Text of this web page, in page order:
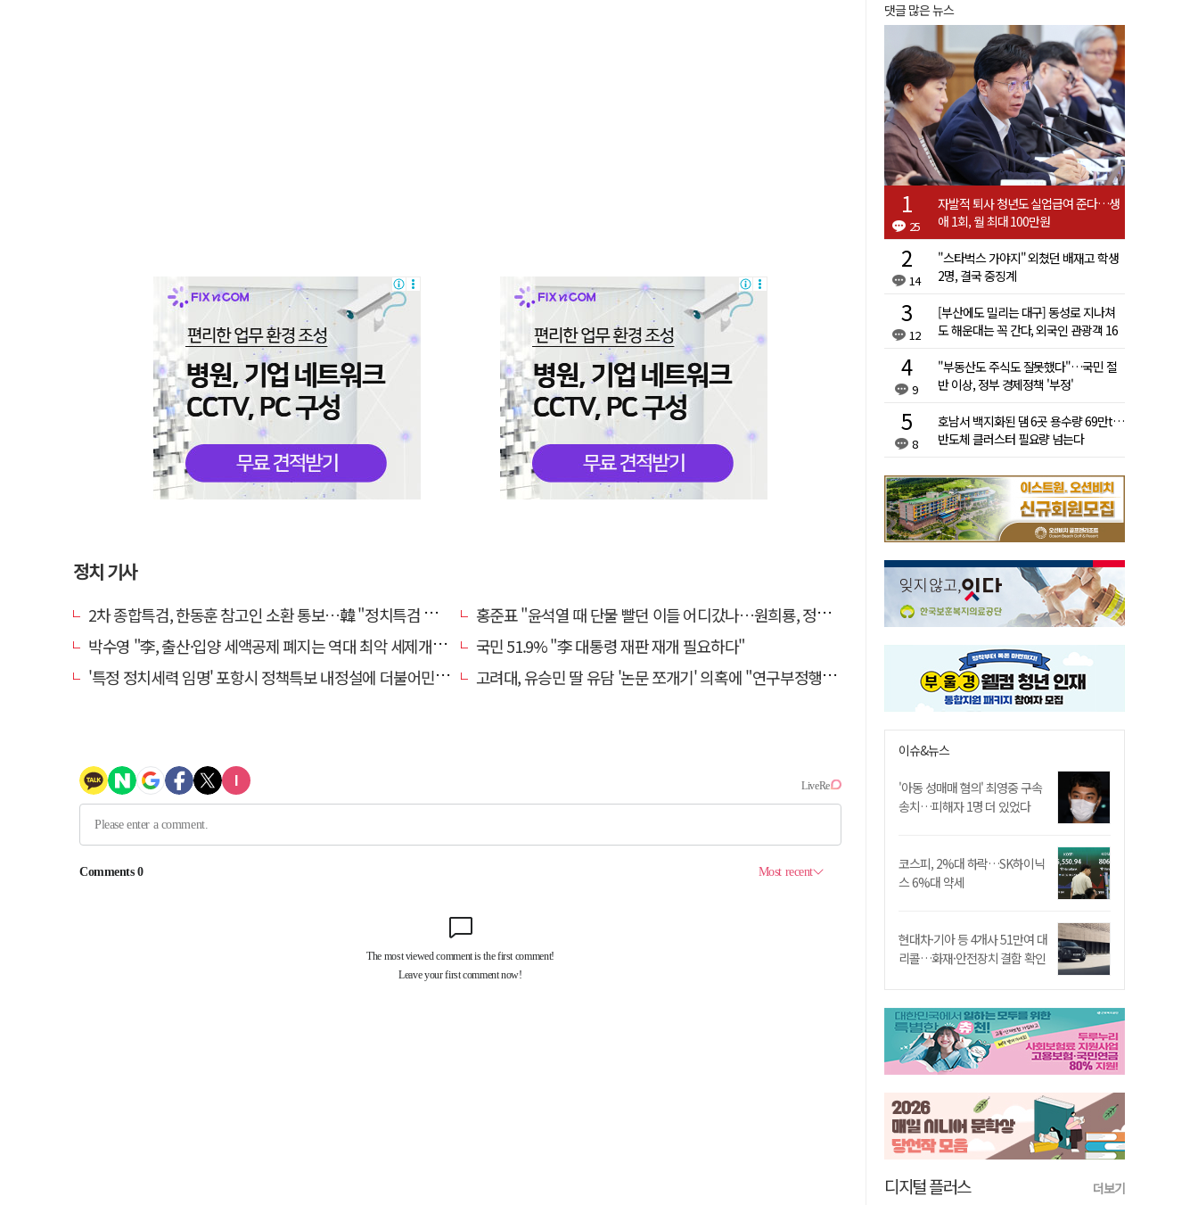
정치 기사
2차 종합특검, 한동훈 참고인 소환 통보…韓 "정치특검 언플" 반발
홍준표 "윤석열 때 단물 빨던 이들 어디갔나…원희룡, 정치무상 느꼈을 것"
박수영 "李, 출산·입양 세액공제 폐지는 역대 최악 세제개악"
국민 51.9% "李 대통령 재판 재개 필요하다"
'특정 정치세력 임명' 포항시 정책특보 내정설에 더불어민주당 반발나서
고려대, 유승민 딸 유담 '논문 쪼개기' 의혹에 "연구부정행위 아냐"
댓글 많은 뉴스
25
자발적 퇴사 청년도 실업급여 준다…생
애 1회, 월 최대 100만원
14
"스타벅스 가야지" 외쳤던 배재고 학생
2명, 결국 중징계
12
[부산에도 밀리는 대구] 동성로 지나쳐
도 해운대는 꼭 간다, 외국인 관광객 16
9
"부동산도 주식도 잘못했다"…국민 절
반 이상, 정부 경제정책 '부정'
8
호남서 백지화된 댐 6곳 용수량 69만t…
반도체 클러스터 필요량 넘는다
이슈&뉴스
'아동 성매매 혐의' 최영중 구속
송치…피해자 1명 더 있었다
코스피, 2%대 하락…SK하이닉
스 6%대 약세
현대차·기아 등 4개사 51만여 대
리콜…화재·안전장치 결함 확인
디지털 플러스 더보기